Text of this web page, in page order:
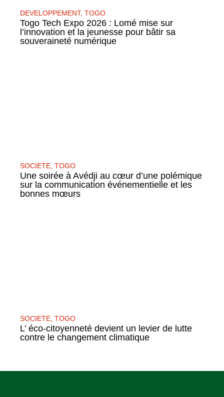
DEVELOPPEMENT, TOGO
Togo Tech Expo 2026 : Lomé mise sur
l’innovation et la jeunesse pour bâtir sa
souveraineté numérique
SOCIETE TOGO
Une soirée à Avédji au cœur d’une polémique
sur la communication événementielle et les
bonnes mœurs
SOCIETE TOGO
L’ éco-citoyenneté devient un levier de lutte
contre le changement climatique